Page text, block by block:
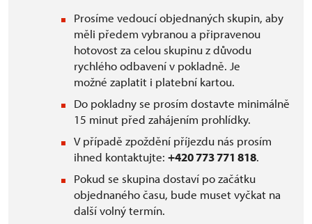
Prosíme vedoucí objednaných skupin, aby
měli předem vybranou a připravenou
hotovost za celou skupinu z důvodu
rychlého odbavení v pokladně. Je
možné zaplatit i platební kartou.
Do pokladny se prosím dostavte minimálně
15 minut před zahájením prohlídky.
V případě zpoždění příjezdu nás prosím
ihned kontaktujte: +420 773 771 818.
Pokud se skupina dostaví po začátku
objednaného času, bude muset vyčkat na
další volný termín.